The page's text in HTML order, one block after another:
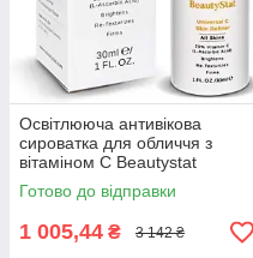
Освітлююча антивікова
сироватка для обличчя з
вітаміном С Beautystat
Universal C Skin Refiner 30 мл
Готово до відправки
1 005,44 ₴ 3 142 ₴